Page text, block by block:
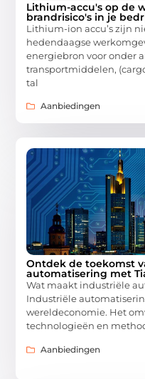
Lithium-accu's op de
brandrisico's in je
Lithium-ion accu’s zijn
hedendaagse
energiebron voor onder
transportmiddelen,
tal
Aanbiedingen
Ontdek de toekomst
automatisering met
Wat maakt industriële
Industriële
wereldeconomie. Het
technologieën en
Aanbiedingen